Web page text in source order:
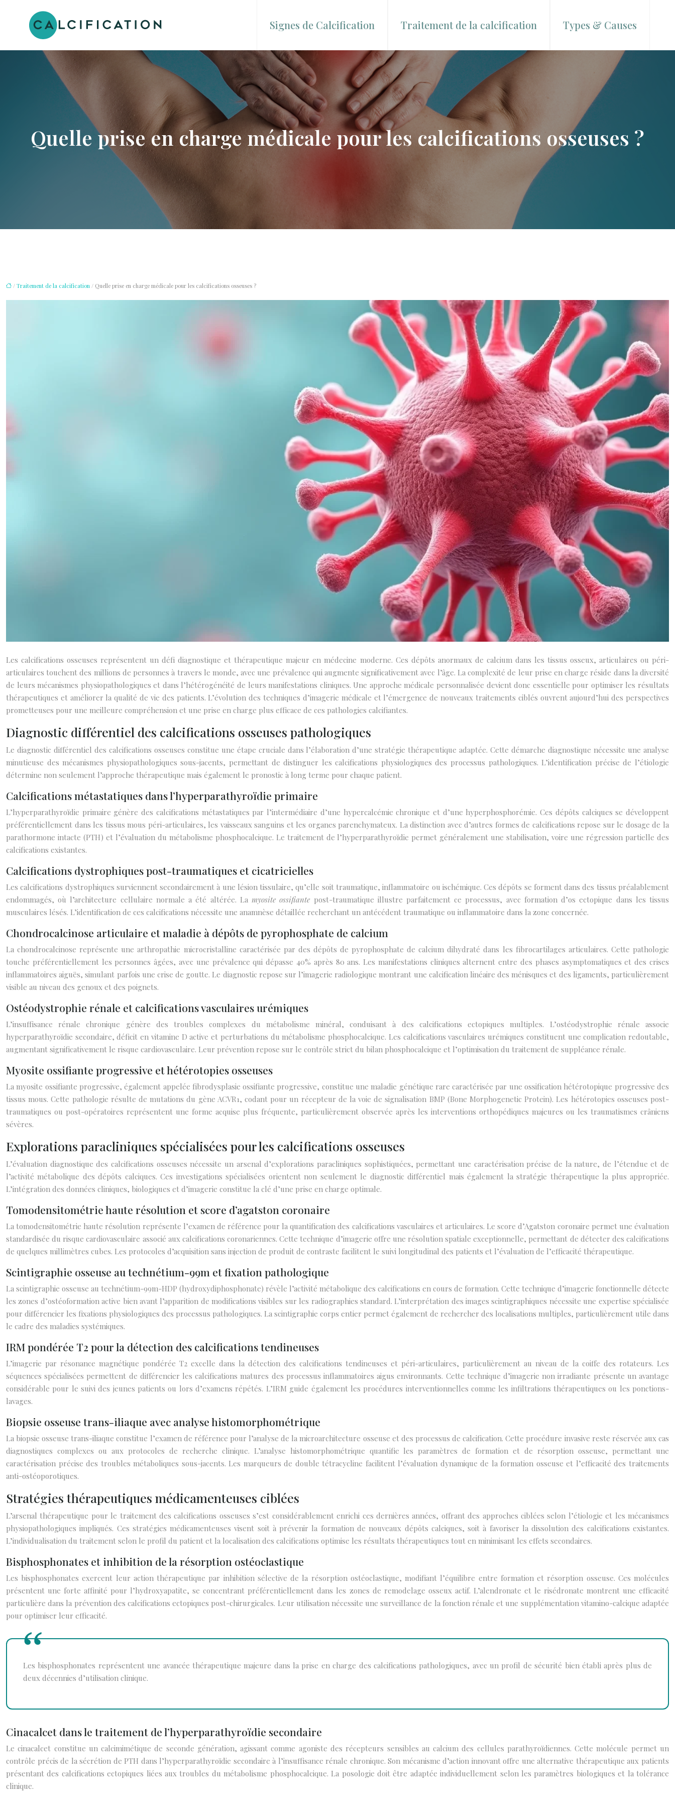
Signes de Calcification Traitement de la calcification Types & Causes
Quelle prise en charge médicale pour les calcifications osseuses ?
/ Traitement de la calcification / Quelle prise en charge médicale pour les calcifications osseuses ?
Les calcifications osseuses représentent un défi diagnostique et thérapeutique majeur en médecine moderne. Ces dépôts anormaux de calcium dans les tissus osseux, articulaires ou péri-
articulaires touchent des millions de personnes à travers le monde, avec une prévalence qui augmente significativement avec l’âge. La complexité de leur prise en charge réside dans la diversité
de leurs mécanismes physiopathologiques et dans l’hétérogénéité de leurs manifestations cliniques. Une approche médicale personnalisée devient donc essentielle pour optimiser les résultats
thérapeutiques et améliorer la qualité de vie des patients. L’évolution des techniques d’imagerie médicale et l’émergence de nouveaux traitements ciblés ouvrent aujourd’hui des perspectives
prometteuses pour une meilleure compréhension et une prise en charge plus efficace de ces pathologies calcifiantes.
Diagnostic différentiel des calcifications osseuses pathologiques
Le diagnostic différentiel des calcifications osseuses constitue une étape cruciale dans l’élaboration d’une stratégie thérapeutique adaptée. Cette démarche diagnostique nécessite une analyse
minutieuse des mécanismes physiopathologiques sous-jacents, permettant de distinguer les calcifications physiologiques des processus pathologiques. L’identification précise de l’étiologie
détermine non seulement l’approche thérapeutique mais également le pronostic à long terme pour chaque patient.
Calcifications métastatiques dans l’hyperparathyroïdie primaire
L’hyperparathyroïdie primaire génère des calcifications métastatiques par l’intermédiaire d’une hypercalcémie chronique et d’une hyperphosphorémie. Ces dépôts calciques se développent
préférentiellement dans les tissus mous péri-articulaires, les vaisseaux sanguins et les organes parenchymateux. La distinction avec d’autres formes de calcifications repose sur le dosage de la
parathormone intacte (PTH) et l’évaluation du métabolisme phosphocalcique. Le traitement de l’hyperparathyroïdie permet généralement une stabilisation, voire une régression partielle des
calcifications existantes.
Calcifications dystrophiques post-traumatiques et cicatricielles
Les calcifications dystrophiques surviennent secondairement à une lésion tissulaire, qu’elle soit traumatique, inflammatoire ou ischémique. Ces dépôts se forment dans des tissus préalablement
endommagés, où l’architecture cellulaire normale a été altérée. Lamyosite ossifiante post-traumatique illustre parfaitement ce processus, avec formation d’os ectopique dans les tissus
musculaires lésés. L’identification de ces calcifications nécessite une anamnèse détaillée recherchant un antécédent traumatique ou inflammatoire dans la zone concernée.
Chondrocalcinose articulaire et maladie à dépôts de pyrophosphate de calcium
La chondrocalcinose représente une arthropathie microcristalline caractérisée par des dépôts de pyrophosphate de calcium dihydraté dans les fibrocartilages articulaires. Cette pathologie
touche préférentiellement les personnes âgées, avec une prévalence qui dépasse 40% après 80 ans. Les manifestations cliniques alternent entre des phases asymptomatiques et des crises
inflammatoires aiguës, simulant parfois une crise de goutte. Le diagnostic repose sur l’imagerie radiologique montrant une calcification linéaire des ménisques et des ligaments, particulièrement
visible au niveau des genoux et des poignets.
Ostéodystrophie rénale et calcifications vasculaires urémiques
L’insuffisance rénale chronique génère des troubles complexes du métabolisme minéral, conduisant à des calcifications ectopiques multiples. L’ostéodystrophie rénale associe
hyperparathyroïdie secondaire, déficit en vitamine D active et perturbations du métabolisme phosphocalcique. Les calcifications vasculaires urémiques constituent une complication redoutable,
augmentant significativement le risque cardiovasculaire. Leur prévention repose sur le contrôle strict du bilan phosphocalcique et l’optimisation du traitement de suppléance rénale.
Myosite ossifiante progressive et hétérotopies osseuses
La myosite ossifiante progressive, également appelée fibrodysplasie ossifiante progressive, constitue une maladie génétique rare caractérisée par une ossification hétérotopique progressive des
tissus mous. Cette pathologie résulte de mutations du gène ACVR1, codant pour un récepteur de la voie de signalisation BMP (Bone Morphogenetic Protein). Les hétérotopies osseuses post-
traumatiques ou post-opératoires représentent une forme acquise plus fréquente, particulièrement observée après les interventions orthopédiques majeures ou les traumatismes crâniens
sévères.
Explorations paracliniques spécialisées pour les calcifications osseuses
L’évaluation diagnostique des calcifications osseuses nécessite un arsenal d’explorations paracliniques sophistiquées, permettant une caractérisation précise de la nature, de l’étendue et de
l’activité métabolique des dépôts calciques. Ces investigations spécialisées orientent non seulement le diagnostic différentiel mais également la stratégie thérapeutique la plus appropriée.
L’intégration des données cliniques, biologiques et d’imagerie constitue la clé d’une prise en charge optimale.
Tomodensitométrie haute résolution et score d’agatston coronaire
La tomodensitométrie haute résolution représente l’examen de référence pour la quantification des calcifications vasculaires et articulaires. Le score d’Agatston coronaire permet une évaluation
standardisée du risque cardiovasculaire associé aux calcifications coronariennes. Cette technique d’imagerie offre une résolution spatiale exceptionnelle, permettant de détecter des calcifications
de quelques millimètres cubes. Les protocoles d’acquisition sans injection de produit de contraste facilitent le suivi longitudinal des patients et l’évaluation de l’efficacité thérapeutique.
Scintigraphie osseuse au technétium-99m et fixation pathologique
La scintigraphie osseuse au technétium-99m-HDP (hydroxydiphosphonate) révèle l’activité métabolique des calcifications en cours de formation. Cette technique d’imagerie fonctionnelle détecte
les zones d’ostéoformation active bien avant l’apparition de modifications visibles sur les radiographies standard. L’interprétation des images scintigraphiques nécessite une expertise spécialisée
pour différencier les fixations physiologiques des processus pathologiques. La scintigraphie corps entier permet également de rechercher des localisations multiples, particulièrement utile dans
le cadre des maladies systémiques.
IRM pondérée T2 pour la détection des calcifications tendineuses
L’imagerie par résonance magnétique pondérée T2 excelle dans la détection des calcifications tendineuses et péri-articulaires, particulièrement au niveau de la coiffe des rotateurs. Les
séquences spécialisées permettent de différencier les calcifications matures des processus inflammatoires aigus environnants. Cette technique d’imagerie non irradiante présente un avantage
considérable pour le suivi des jeunes patients ou lors d’examens répétés. L’IRM guide également les procédures interventionnelles comme les infiltrations thérapeutiques ou les ponctions-
lavages.
Biopsie osseuse trans-iliaque avec analyse histomorphométrique
La biopsie osseuse trans-iliaque constitue l’examen de référence pour l’analyse de la microarchitecture osseuse et des processus de calcification. Cette procédure invasive reste réservée aux cas
diagnostiques complexes ou aux protocoles de recherche clinique. L’analyse histomorphométrique quantifie les paramètres de formation et de résorption osseuse, permettant une
caractérisation précise des troubles métaboliques sous-jacents. Les marqueurs de double tétracycline facilitent l’évaluation dynamique de la formation osseuse et l’efficacité des traitements
anti-ostéoporotiques.
Stratégies thérapeutiques médicamenteuses ciblées
L’arsenal thérapeutique pour le traitement des calcifications osseuses s’est considérablement enrichi ces dernières années, offrant des approches ciblées selon l’étiologie et les mécanismes
physiopathologiques impliqués. Ces stratégies médicamenteuses visent soit à prévenir la formation de nouveaux dépôts calciques, soit à favoriser la dissolution des calcifications existantes.
L’individualisation du traitement selon le profil du patient et la localisation des calcifications optimise les résultats thérapeutiques tout en minimisant les effets secondaires.
Bisphosphonates et inhibition de la résorption ostéoclastique
Les bisphosphonates exercent leur action thérapeutique par inhibition sélective de la résorption ostéoclastique, modifiant l’équilibre entre formation et résorption osseuse. Ces molécules
présentent une forte affinité pour l’hydroxyapatite, se concentrant préférentiellement dans les zones de remodelage osseux actif. L’alendronate et le risédronate montrent une efficacité
particulière dans la prévention des calcifications ectopiques post-chirurgicales. Leur utilisation nécessite une surveillance de la fonction rénale et une supplémentation vitamino-calcique adaptée
pour optimiser leur efficacité.
Les bisphosphonates représentent une avancée thérapeutique majeure dans la prise en charge des calcifications pathologiques, avec un profil de sécurité bien établi après plus de
deux décennies d’utilisation clinique.
Cinacalcet dans le traitement de l’hyperparathyroïdie secondaire
Le cinacalcet constitue un calcimimétique de seconde génération, agissant comme agoniste des récepteurs sensibles au calcium des cellules parathyroïdiennes. Cette molécule permet un
contrôle précis de la sécrétion de PTH dans l’hyperparathyroïdie secondaire à l’insuffisance rénale chronique. Son mécanisme d’action innovant offre une alternative thérapeutique aux patients
présentant des calcifications ectopiques liées aux troubles du métabolisme phosphocalcique. La posologie doit être adaptée individuellement selon les paramètres biologiques et la tolérance
clinique.